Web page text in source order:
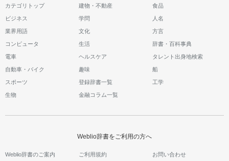
カテゴリトップ 建物・不動産 食品
ビジネス 学問 人名
業界用語 文化 方言
コンピュータ 生活 辞書・百科事典
電車 ヘルスケア タレント出身地検索
自動車・バイク 趣味 船
スポーツ 登録辞書一覧 工学
生物 金融コラム一覧
Weblio辞書をご利用の方へ
Weblio辞書のご案内 ご利用規約 お問い合わせ